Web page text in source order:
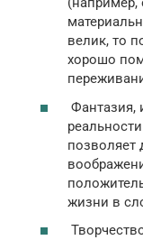
велик, то
хорошо
Фантазия,
позволяет
жизни в